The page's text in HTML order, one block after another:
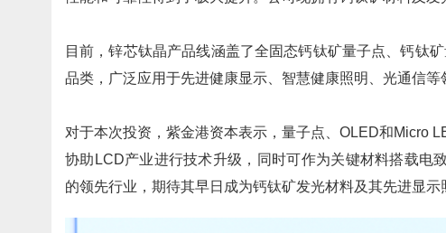
目前，锌芯钛晶产品线涵盖了全固态钙钛矿量子点、钙钛
品类，广泛应用于先进健康显示、智慧健康照明、光通信等
对于本次投资，紫金港资本表示，量子点、OLED和Micro
协助LCD产业进行技术升级，同时可作为关键材料搭载电
的领先行业，期待其早日成为钙钛矿发光材料及其先进显示